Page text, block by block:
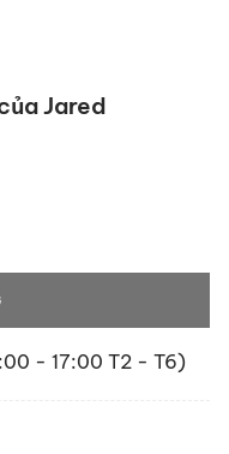
Jared
- 17:00 T2 - T6)